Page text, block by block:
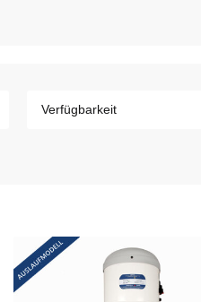
Verfügbarkeit